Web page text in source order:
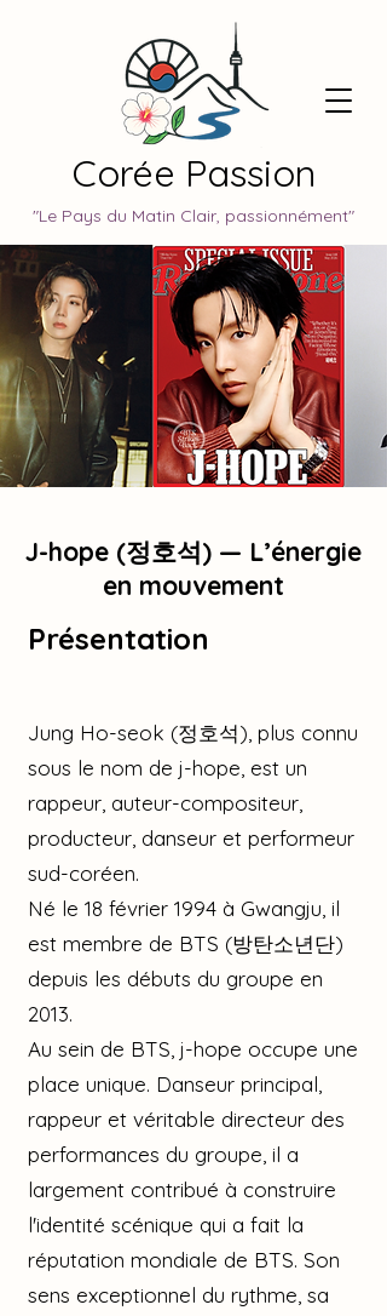
Corée Passion
"Le Pays du Matin Clair, passionnément"
J-hope (정호석) — L’énergie
en mouvement
Présentation
Jung Ho-seok (정호석), plus connu
sous le nom de j-hope, est un
rappeur, auteur-compositeur,
producteur, danseur et performeur
sud-coréen.
Né le 18 février 1994 à Gwangju, il
est membre de BTS (방탄소년단)
depuis les débuts du groupe en
2013.
Au sein de BTS, j-hope occupe une
place unique. Danseur principal,
rappeur et véritable directeur des
performances du groupe, il a
largement contribué à construire
l'identité scénique qui a fait la
réputation mondiale de BTS. Son
sens exceptionnel du rythme, sa